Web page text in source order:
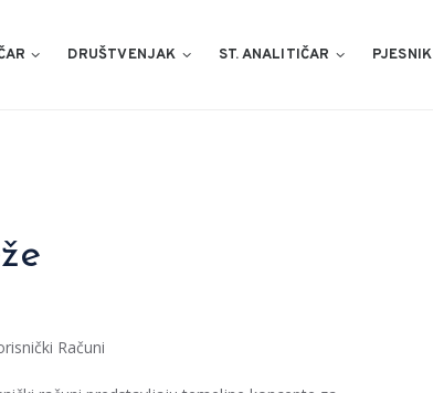
DRUŠTVENJAK ST. ANALITIČAR PJESNIK
Računi